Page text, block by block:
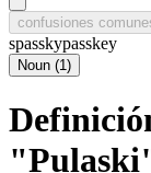
confusiones
spasskypasskey
Noun (1)